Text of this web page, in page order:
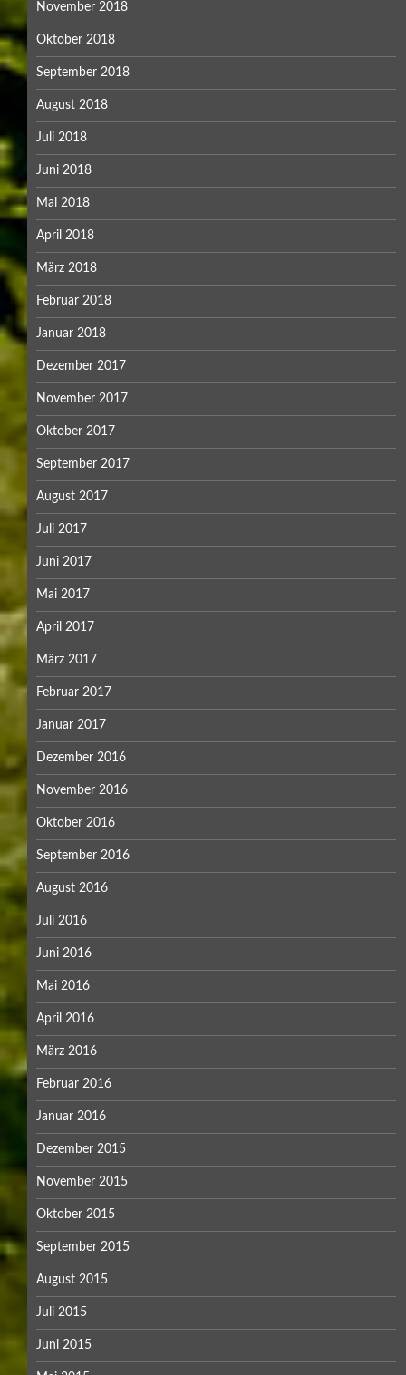
November 2018
Oktober 2018
September 2018
August 2018
Juli 2018
Juni 2018
Mai 2018
April 2018
März 2018
Februar 2018
Januar 2018
Dezember 2017
November 2017
Oktober 2017
September 2017
August 2017
Juli 2017
Juni 2017
Mai 2017
April 2017
März 2017
Februar 2017
Januar 2017
Dezember 2016
November 2016
Oktober 2016
September 2016
August 2016
Juli 2016
Juni 2016
Mai 2016
April 2016
März 2016
Februar 2016
Januar 2016
Dezember 2015
November 2015
Oktober 2015
September 2015
August 2015
Juli 2015
Juni 2015